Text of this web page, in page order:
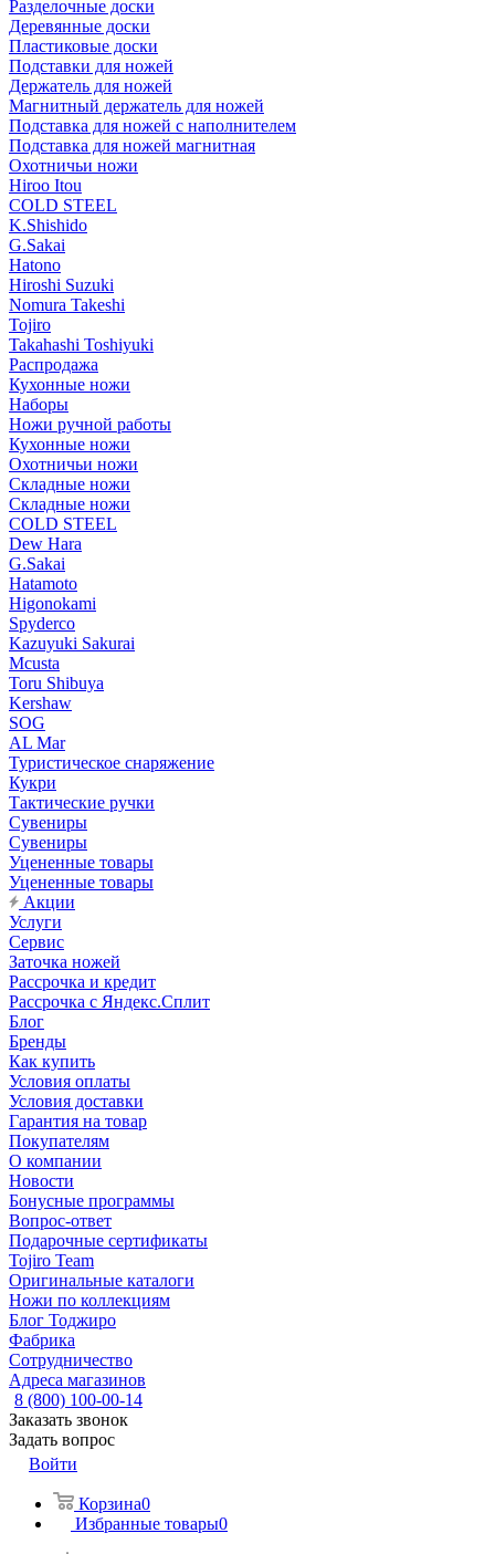
Разделочные доски
Деревянные доски
Пластиковые доски
Подставки для ножей
Держатель для ножей
Магнитный держатель для ножей
Подставка для ножей с наполнителем
Подставка для ножей магнитная
Охотничьи ножи
Hiroo Itou
COLD STEEL
K.Shishido
G.Sakai
Hatono
Hiroshi Suzuki
Nomura Takeshi
Tojiro
Takahashi Toshiyuki
Распродажа
Кухонные ножи
Наборы
Ножи ручной работы
Кухонные ножи
Охотничьи ножи
Складные ножи
Складные ножи
COLD STEEL
Dew Hara
G.Sakai
Hatamoto
Higonokami
Spyderco
Kazuyuki Sakurai
Mcusta
Toru Shibuya
Kershaw
SOG
AL Mar
Туристическое снаряжение
Кукри
Тактические ручки
Сувениры
Сувениры
Уцененные товары
Уцененные товары
Акции
Услуги
Сервис
Заточка ножей
Рассрочка и кредит
Рассрочка с Яндекс.Сплит
Блог
Бренды
Как купить
Условия оплаты
Условия доставки
Гарантия на товар
Покупателям
О компании
Новости
Бонусные программы
Вопрос-ответ
Подарочные сертификаты
Tojiro Team
Оригинальные каталоги
Ножи по коллекциям
Блог Тоджиро
Фабрика
Сотрудничество
Адреса магазинов
8 (800) 100-00-14
Заказать звонок
Задать вопрос
Войти
Корзина0
Избранные товары0